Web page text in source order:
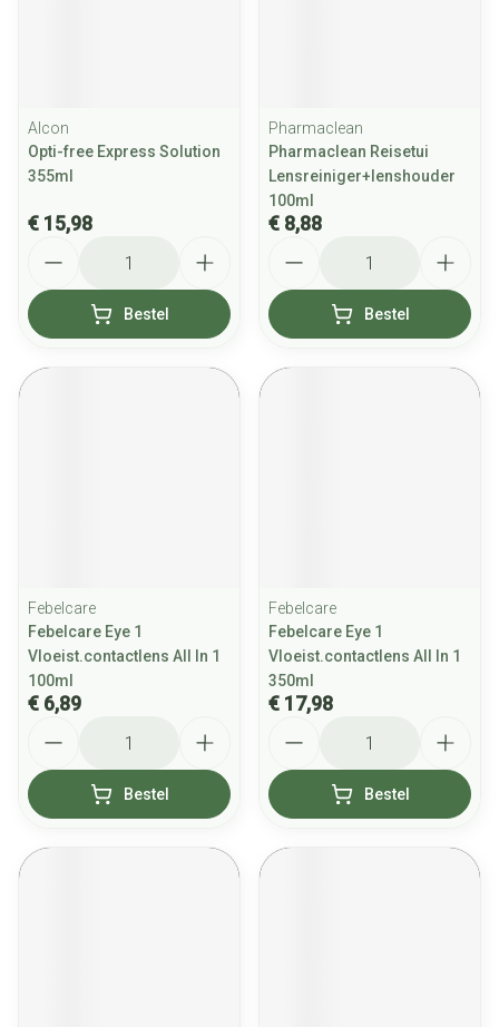
Alcon
Opti-free Express Solution
355ml
€ 15,98
Bestel
Pharmaclean
Pharmaclean Reisetui
Lensreiniger+lenshouder
100ml
€ 8,88
Bestel
Febelcare
Febelcare Eye 1
Vloeist.contactlens All In 1
100ml
€ 6,89
Bestel
Febelcare
Febelcare Eye 1
Vloeist.contactlens All In 1
350ml
€ 17,98
Bestel